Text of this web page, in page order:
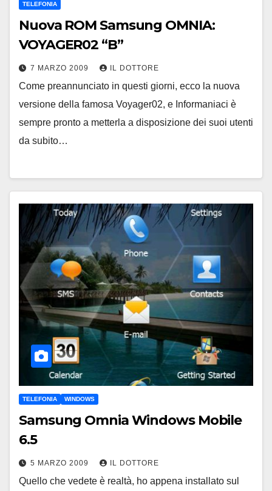
TELEFONIA
Nuova ROM Samsung OMNIA:
VOYAGER02 “B”
7 MARZO 2009 IL DOTTORE
Come preannunciato in questi giorni, ecco la nuova
versione della famosa Voyager02, e Informaniaci è
sempre pronto a metterla a disposizione dei suoi utenti
da subito…
TELEFONIA WINDOWS
Samsung Omnia Windows Mobile
6.5
5 MARZO 2009 IL DOTTORE
Quello che vedete è realtà, ho appena installato sul